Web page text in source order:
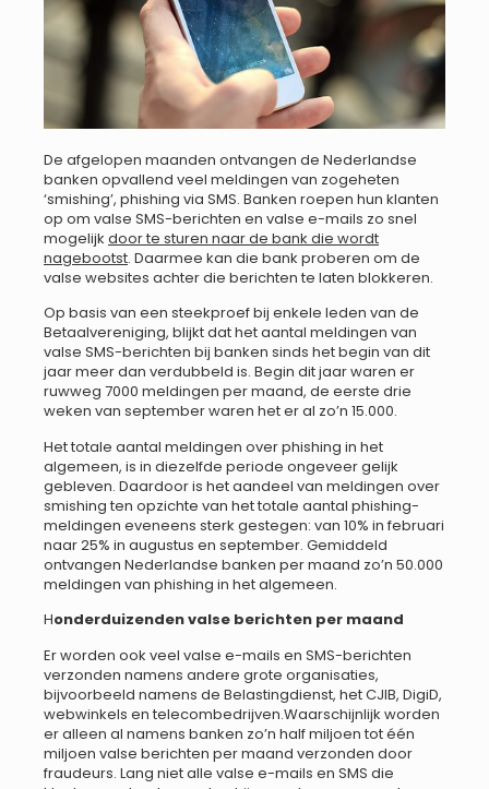
De afgelopen maanden ontvangen de Nederlandse
banken opvallend veel meldingen van zogeheten
‘smishing’, phishing via SMS. Banken roepen hun klanten
op om valse SMS-berichten en valse e-mails zo snel
mogelijk door te sturen naar de bank die wordt
nagebootst. Daarmee kan die bank proberen om de
valse websites achter die berichten te laten blokkeren.
Op basis van een steekproef bij enkele leden van de
Betaalvereniging, blijkt dat het aantal meldingen van
valse SMS-berichten bij banken sinds het begin van dit
jaar meer dan verdubbeld is. Begin dit jaar waren er
ruwweg 7000 meldingen per maand, de eerste drie
weken van september waren het er al zo’n 15.000.
Het totale aantal meldingen over phishing in het
algemeen, is in diezelfde periode ongeveer gelijk
gebleven. Daardoor is het aandeel van meldingen over
smishing ten opzichte van het totale aantal phishing-
meldingen eveneens sterk gestegen: van 10% in februari
naar 25% in augustus en september. Gemiddeld
ontvangen Nederlandse banken per maand zo’n 50.000
meldingen van phishing in het algemeen.
Honderduizenden valse berichten per maand
Er worden ook veel valse e-mails en SMS-berichten
verzonden namens andere grote organisaties,
bijvoorbeeld namens de Belastingdienst, het CJIB, DigiD,
webwinkels en telecombedrijven.Waarschijnlijk worden
er alleen al namens banken zo’n half miljoen tot één
miljoen valse berichten per maand verzonden door
fraudeurs. Lang niet alle valse e-mails en SMS die